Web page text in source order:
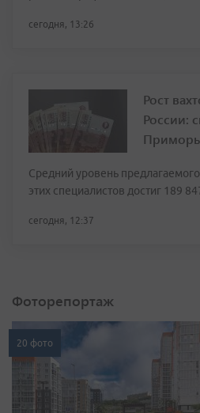
сегодня, 13:26
Рост
России:
Средний уровень
этих специалистов достиг 189
сегодня, 12:37
Фоторепортаж
20 фото